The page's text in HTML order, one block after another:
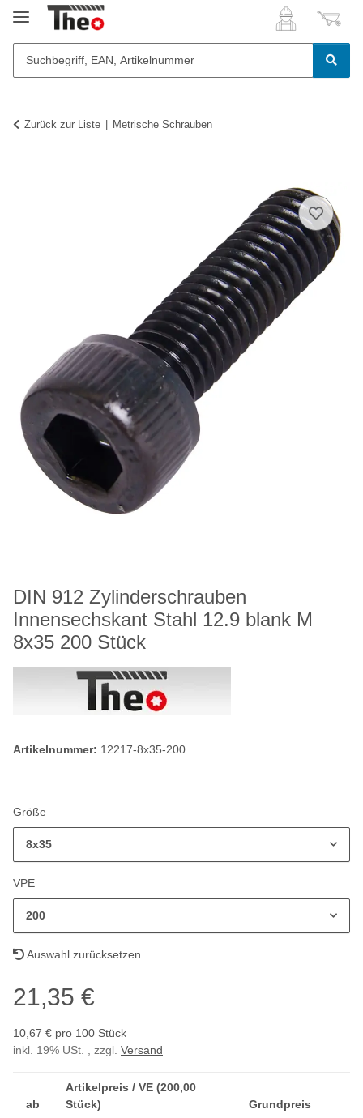
Zurück zur Liste Metrische Schrauben
DIN 912 Zylinderschrauben
Innensechskant Stahl 12.9 blank M
8x35 200 Stück
Artikelnummer: 12217-8x35-200
Größe
8x35
VPE
200
Auswahl zurücksetzen
21,35 €
10,67 € pro 100 Stück
inkl. 19% USt. , zzgl. Versand
ab
Artikelpreis / VE (200,00
Stück)
Grundpreis